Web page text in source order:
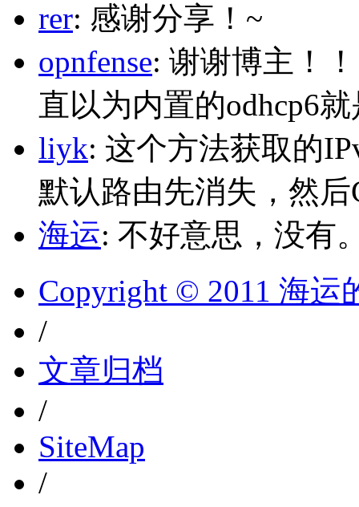
rer: 感谢分享！~
opnfense: 谢谢博主！
直以为内置的odhcp6
liyk: 这个方法获取的
默认路由先消失，然
海运: 不好意思，没有
Copyright © 2011 海运
/
文章归档
/
SiteMap
/